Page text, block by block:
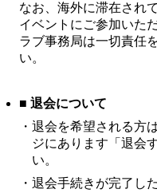
なお、海外に滞在され
イベントにご参加いた
ラブ事務局は一切責任
い。
■ 退会について
・ 退会を希望される方
ジにあります「退会
い。
・ 退会手続きが完了し